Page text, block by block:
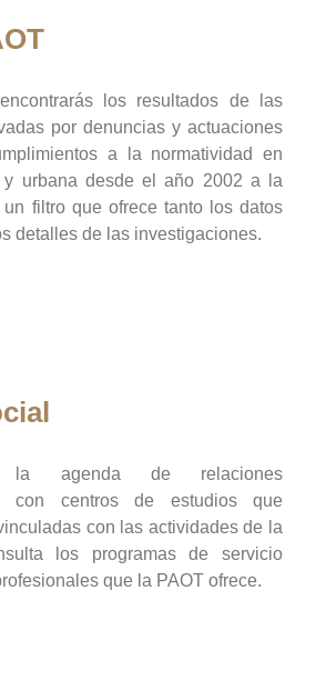
los resultados de las
por denuncias y actuaciones
a la normatividad en
y urbana desde el año 2002 a la
filtro que ofrece tanto los datos
detalles de las investigaciones.
la agenda de relaciones
con centros de estudios que
con las actividades de la
los programas de servicio
que la PAOT ofrece.